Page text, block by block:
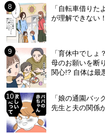
「自転車借り
が理解できない
「育休中でし
母のお願いを断
関心!? 自体は最
「娘の通園バ
先生と夫の関係